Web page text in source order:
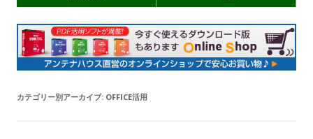
カテゴリー別アーカイブ: OFFICE活用